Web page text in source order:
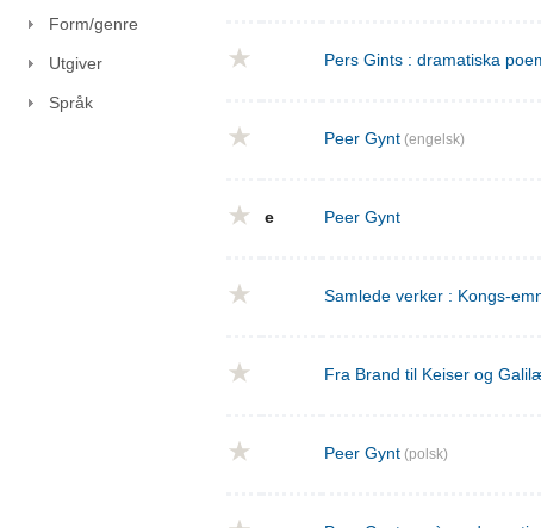
Form/genre
Utgiver
Språk
Pers Gints : dramatiska
Peer Gynt (engelsk)
e Peer Gynt
Samlede verker : Kongs-
Fra Brand til Keiser og
Peer Gynt (polsk)